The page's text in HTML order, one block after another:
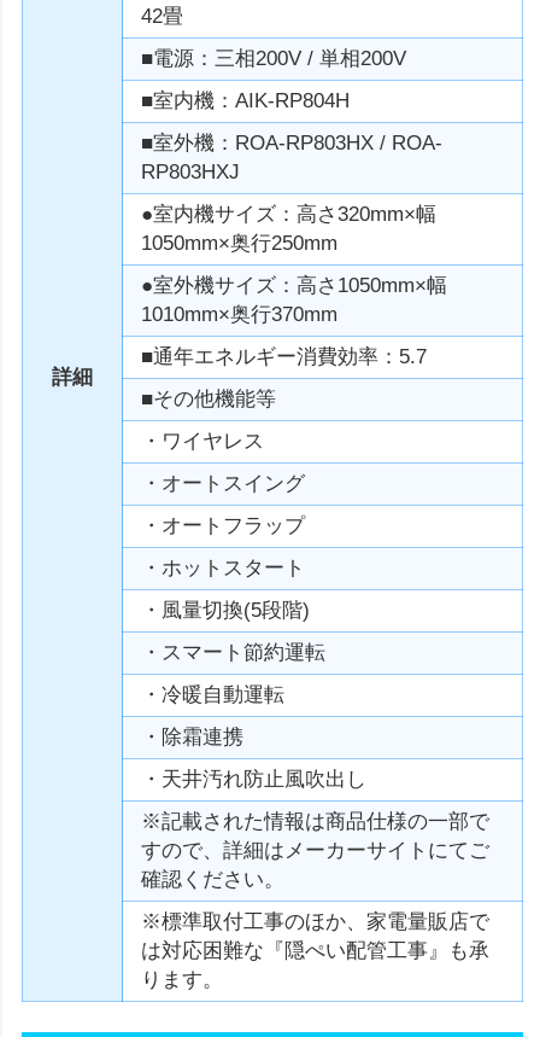
詳細
42畳
■電源：三相200V / 単相200V
■室内機：AIK-RP804H
■室外機：ROA-RP803HX / ROA-
RP803HXJ
●室内機サイズ：高さ320mm×幅
1050mm×奥行250mm
●室外機サイズ：高さ1050mm×幅
1010mm×奥行370mm
■通年エネルギー消費効率：5.7
■その他機能等
・ワイヤレス
・オートスイング
・オートフラップ
・ホットスタート
・風量切換(5段階)
・スマート節約運転
・冷暖自動運転
・除霜連携
・天井汚れ防止風吹出し
※記載された情報は商品仕様の一部で
すので、詳細はメーカーサイトにてご
確認ください。
※標準取付工事のほか、家電量販店で
は対応困難な『隠ぺい配管工事』も承
ります。